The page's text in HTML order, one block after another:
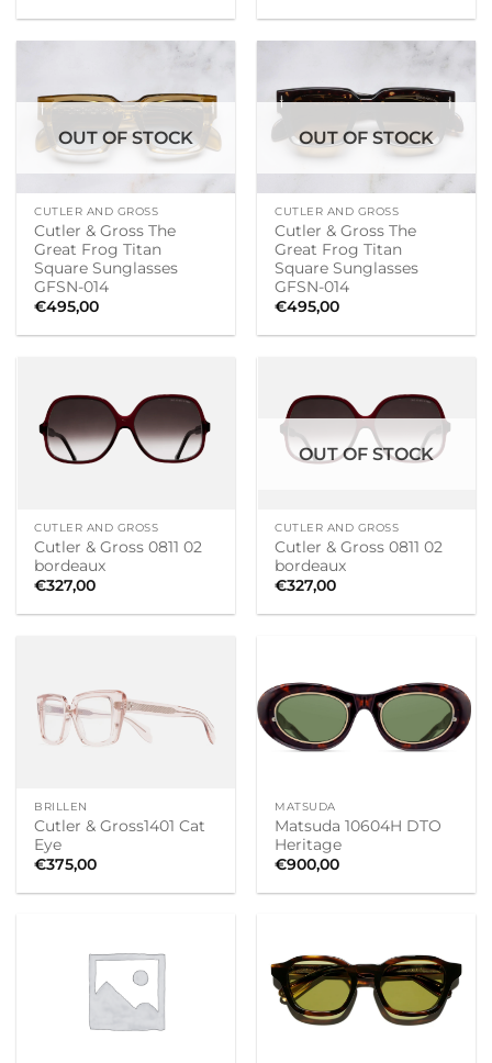
OUT OF STOCK
CUTLER AND GROSS
Cutler & Gross The
Great Frog Titan
Square Sunglasses
GFSN-014
€495,00
OUT OF STOCK
CUTLER AND GROSS
Cutler & Gross The
Great Frog Titan
Square Sunglasses
GFSN-014
€495,00
CUTLER AND GROSS
Cutler & Gross 0811 02
bordeaux
€327,00
OUT OF STOCK
CUTLER AND GROSS
Cutler & Gross 0811 02
bordeaux
€327,00
BRILLEN
Cutler & Gross1401 Cat
Eye
€375,00
MATSUDA
Matsuda 10604H DTO
Heritage
€900,00